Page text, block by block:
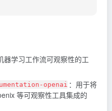
器学习工作流可观察性的工
openai ：用于将
等可观察性工具集成的